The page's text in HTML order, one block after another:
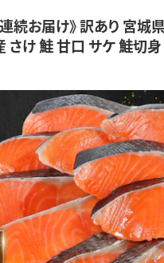
連続お届け》 訳あり
さけ 鮭 甘口 サケ 鮭切